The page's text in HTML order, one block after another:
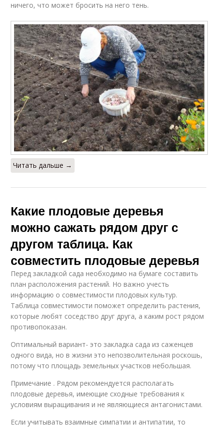
ничего, что может бросить на него тень.
Читать дальше →
Какие плодовые деревья
можно сажать рядом друг с
другом таблица. Как
совместить плодовые деревья
Перед закладкой сада необходимо на бумаге составить
план расположения растений. Но важно учесть
информацию о совместимости плодовых культур.
Таблица совместимости поможет определить растения,
которые любят соседство друг друга, а каким рост рядом
противопоказан.
Оптимальный вариант- это закладка сада из саженцев
одного вида, но в жизни это непозволительная роскошь,
потому что площадь земельных участков небольшая.
Примечание . Рядом рекомендуется располагать
плодовые деревья, имеющие сходные требования к
условиям выращивания и не являющиеся антагонистами.
Если учитывать взаимные симпатии и антипатии, то